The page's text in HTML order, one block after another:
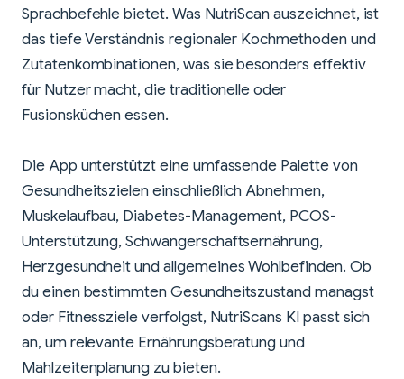
Sprachbefehle bietet. Was NutriScan auszeichnet, ist
das tiefe Verständnis regionaler Kochmethoden und
Zutatenkombinationen, was sie besonders effektiv
für Nutzer macht, die traditionelle oder
Fusionsküchen essen.
Die App unterstützt eine umfassende Palette von
Gesundheitszielen einschließlich Abnehmen,
Muskelaufbau, Diabetes-Management, PCOS-
Unterstützung, Schwangerschaftsernährung,
Herzgesundheit und allgemeines Wohlbefinden. Ob
du einen bestimmten Gesundheitszustand managst
oder Fitnessziele verfolgst, NutriScans KI passt sich
an, um relevante Ernährungsberatung und
Mahlzeitenplanung zu bieten.